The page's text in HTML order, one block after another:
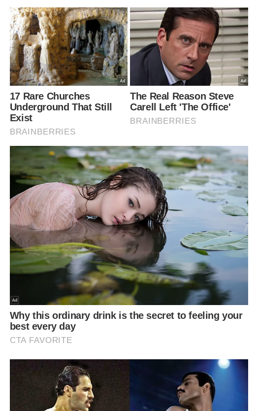
selama tiga hari bermula pada Rabu lalu.
Wan Ahmad Fayhsal yang juga Ketua Armada Parti
Pribumi Bersatu Malaysia (Bersatu) berkata, antara
protokol yang dilakukan semasa Bekas Perdana
Menteri, Tan Sri Muhyiddin Yassin mengadakan
lawatan adalah termasuk disambut oleh Perdana
Menteri Arab Saudi di lapangan terbang dengan
karpet merah.
Selain itu, katanya, Muhyiddin turut mengadakan
Mohammed di Istana al-Yamamah, Riyadh selain
diberi penghormatan untuk masuk ke dalam
Kaabah seperti mana yang diterima Perdana
Menteri Malaysia sebelum ini.
“Pengumuman besar dan utama berhubung
hubungan dua hala Malaysia-Arab Saudi di mana
ketika Muhyiddin bertemu dengan kerajaan Arab
Saudi yang diwakili oleh Putera Raja. Kita mendapat
10,000 kuota haji tambahan dan kemudahan urusan
imigresen buat rakyat kita menunaikan ibadah
umrah dan haji.